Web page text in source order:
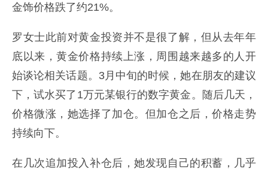
金饰价格跌了约21%。
罗女士此前对黄金投资并不是很了解，但从去年年
底以来，黄金价格持续上涨，周围越来越多的人开
始谈论相关话题。3月中旬的时候，她在朋友的建议
下，试水买了1万元某银行的数字黄金。随后几天，
价格微涨，她选择了加仓。但加仓之后，价格走势
持续向下。
在几次追加投入补仓后，她发现自己的积蓄，几乎